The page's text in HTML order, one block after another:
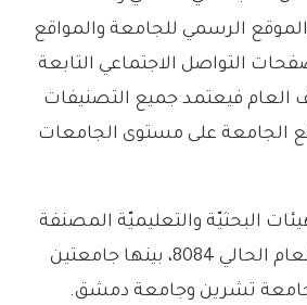
الرسمي للجامعة والمواقع
التواصل الاجتماعي التابعة
العام فيعتمد جميع التصنيفات
الجامعة على مستوى الجامعات
البحثيّة والتعليميّة المصنفة
في الموقع المذكور للعام الحالي 8084، بينها جامعتين
تشرين وجامعة دمشق.